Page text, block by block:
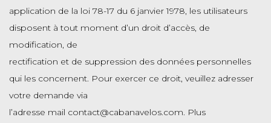
application de la loi 78-17 du 6 janvier 1978, les utilisateurs
disposent à tout moment d’un droit d’accès, de
modification, de
rectification et de suppression des données personnelles
qui les concernent. Pour exercer ce droit, veuillez adresser
votre demande via
l’adresse mail contact@cabanavelos.com. Plus